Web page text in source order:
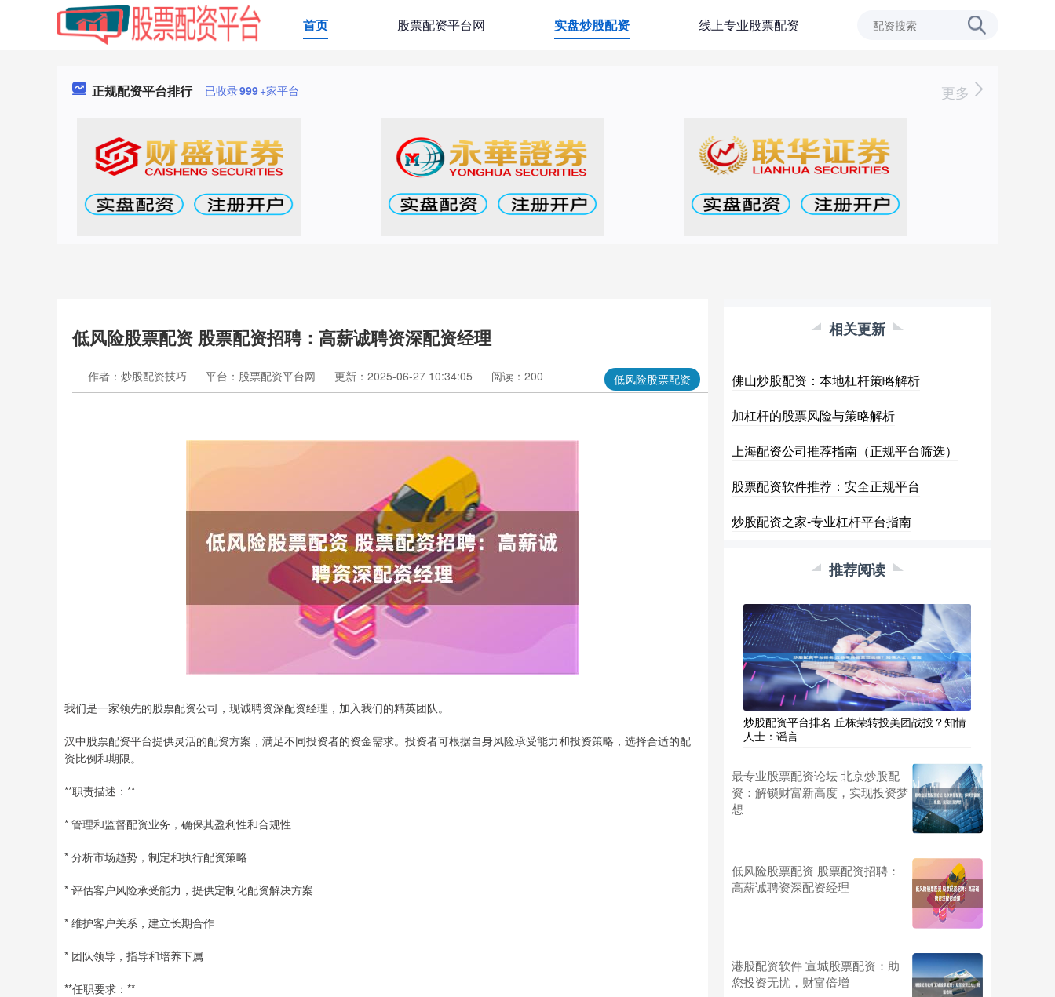
首页 股票配资平台网 实盘炒股配资 线上专业股票配资
正规配资平台排行 已收录999+家平台 更多
低风险股票配资 股票配资招聘：高薪诚聘资深配资经理
低风险股票配资
作者：炒股配资技巧 平台：股票配资平台网 更新：2025-06-27 10:34:05 阅读：200
我们是一家领先的股票配资公司，现诚聘资深配资经理，加入我们的精英团队。
汉中股票配资平台提供灵活的配资方案，满足不同投资者的资金需求。投资者可根据自身风险承受能力和投资策略，选择合适的配
资比例和期限。
**职责描述：**
* 管理和监督配资业务，确保其盈利性和合规性
* 分析市场趋势，制定和执行配资策略
* 评估客户风险承受能力，提供定制化配资解决方案
* 维护客户关系，建立长期合作
* 团队领导，指导和培养下属
**任职要求：**
相关更新
佛山炒股配资：本地杠杆策略解析
加杠杆的股票风险与策略解析
上海配资公司推荐指南（正规平台筛选）
股票配资软件推荐：安全正规平台
炒股配资之家-专业杠杆平台指南
推荐阅读
炒股配资平台排名 丘栋荣转投美团战投？知情
人士：谣言
最专业股票配资论坛 北京炒股配
资：解锁财富新高度，实现投资梦
想
低风险股票配资 股票配资招聘：
高薪诚聘资深配资经理
港股配资软件 宣城股票配资：助
您投资无忧，财富倍增